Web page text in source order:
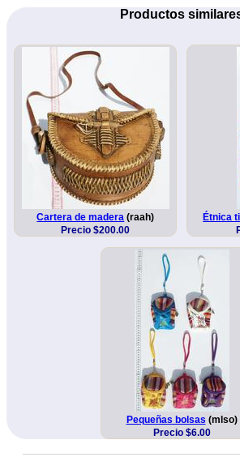
Productos
Cartera de madera (raah)
Precio $200.00
Étnica
Pequeñas bolsas (mlso)
Precio $6.00